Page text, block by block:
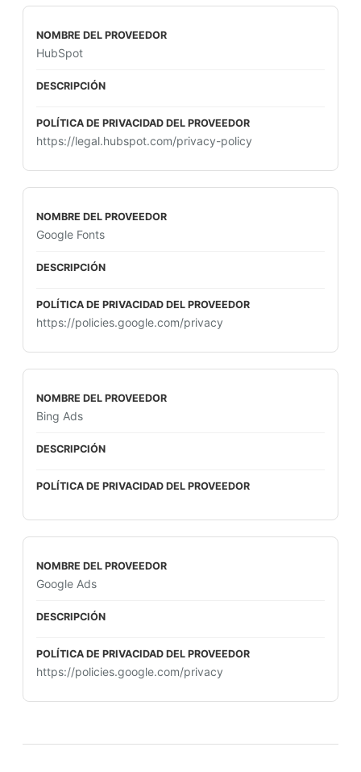
HubSpot
https://legal.hubspot.com/privacy-policy
Google Fonts
https://policies.google.com/privacy
Bing Ads
Google Ads
https://policies.google.com/privacy